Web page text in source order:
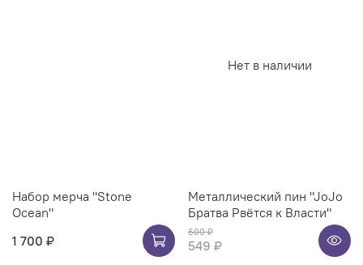
Набор мерча "Stone
Ocean"
1 700 ₽
Нет в наличии
Металлический пин "JoJo
Братва Рвётся к Власти"
600 ₽
549 ₽